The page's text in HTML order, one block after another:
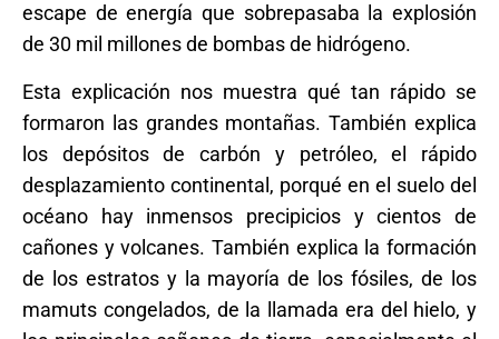
escape de energía que sobrepasaba la explosión
de 30 mil millones de bombas de hidrógeno.
Esta explicación nos muestra qué tan rápido se
formaron las grandes montañas. También explica
los depósitos de carbón y petróleo, el rápido
desplazamiento continental, porqué en el suelo del
océano hay inmensos precipicios y cientos de
cañones y volcanes. También explica la formación
de los estratos y la mayoría de los fósiles, de los
mamuts congelados, de la llamada era del hielo, y